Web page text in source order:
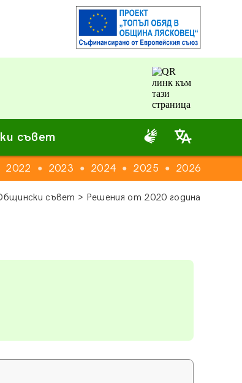
съвет
2022 ● 2023 ● 2024 ● 2025 ● 2026
съвет > Решения от 2020 година